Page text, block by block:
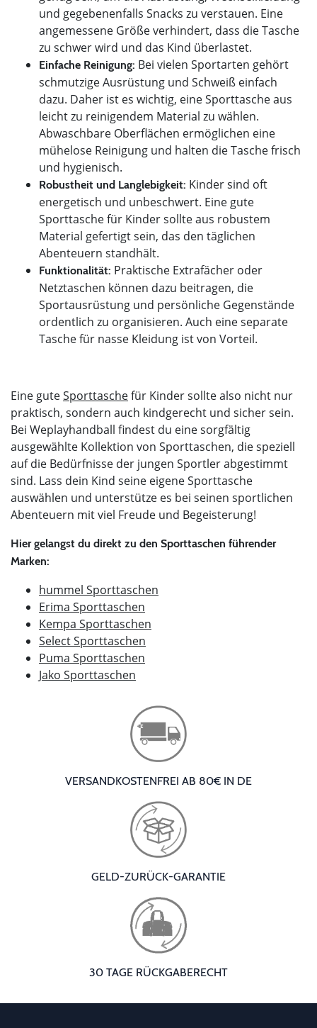
und gegebenenfalls Snacks zu verstauen. Eine
angemessene Größe verhindert, dass die Tasche
zu schwer wird und das Kind überlastet.
Einfache Reinigung: Bei vielen Sportarten gehört
schmutzige Ausrüstung und Schweiß einfach
dazu. Daher ist es wichtig, eine Sporttasche aus
leicht zu reinigendem Material zu wählen.
Abwaschbare Oberflächen ermöglichen eine
mühelose Reinigung und halten die Tasche frisch
und hygienisch.
Robustheit und Langlebigkeit: Kinder sind oft
energetisch und unbeschwert. Eine gute
Sporttasche für Kinder sollte aus robustem
Material gefertigt sein, das den täglichen
Abenteuern standhält.
Funktionalität: Praktische Extrafächer oder
Netztaschen können dazu beitragen, die
Sportausrüstung und persönliche Gegenstände
ordentlich zu organisieren. Auch eine separate
Tasche für nasse Kleidung ist von Vorteil.
Eine guteSporttaschefür Kinder sollte also nicht nur
praktisch, sondern auch kindgerecht und sicher sein.
Bei Weplayhandball findest du eine sorgfältig
ausgewählte Kollektion von Sporttaschen, die speziell
auf die Bedürfnisse der jungen Sportler abgestimmt
sind. Lass dein Kind seine eigene Sporttasche
auswählen und unterstütze es bei seinen sportlichen
Abenteuern mit viel Freude und Begeisterung!
Hier gelangst du direkt zu den Sporttaschen führender
Marken:
hummel Sporttaschen
Erima Sporttaschen
Kempa Sporttaschen
Select Sporttaschen
Puma Sporttaschen
Jako Sporttaschen
VERSANDKOSTENFREI AB 80€ IN DE
GELD-ZURÜCK-GARANTIE
30 TAGE RÜCKGABERECHT